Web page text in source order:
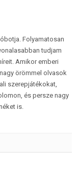
Folyamatosan
tudjam
Amikor emberi
örömmel olvasok
szerepjátékokat,
és persze nagy
is.